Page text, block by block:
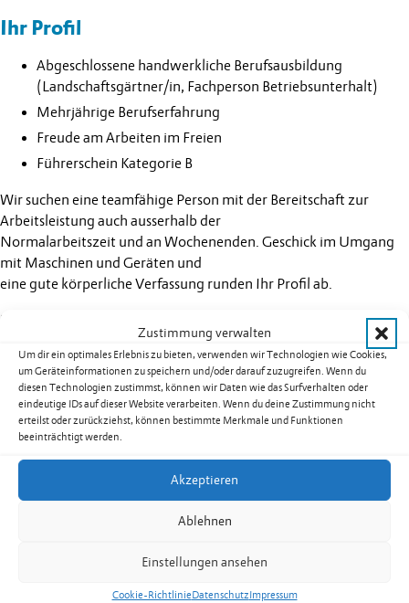
Zustimmung verwalten
Um dir ein optimales Erlebnis zu bieten, verwenden wir Technologien wie Cookies,
um Geräteinformationen zu speichern und/oder darauf zuzugreifen. Wenn du
diesen Technologien zustimmst, können wir Daten wie das Surfverhalten oder
eindeutige IDs auf dieser Website verarbeiten. Wenn du deine Zustimmung nicht
erteilst oder zurückziehst, können bestimmte Merkmale und Funktionen
beeinträchtigt werden.
Akzeptieren
Ablehnen
Einstellungen ansehen
Cookie-RichtlinieDatenschutzImpressum
Ihr Profil
Abgeschlossene handwerkliche Berufsausbildung
(Landschaftsgärtner/in, Fachperson Betriebsunterhalt)
Mehrjährige Berufserfahrung
Freude am Arbeiten im Freien
Führerschein Kategorie B
Wir suchen eine teamfähige Person mit der Bereitschaft zur
Arbeitsleistung auch ausserhalb der
Normalarbeitszeit und an Wochenenden. Geschick im Umgang
mit Maschinen und Geräten und
eine gute körperliche Verfassung runden Ihr Profil ab.
Sind Sie interessiert? Dann senden Sie Ihre vollständigen
Bewerbungsunterlagen bisFreitag, 21. November 2025
per E-Mail
irene.schurte@eschen.li. Sie steht Ihnen für weitere Auskünfte
gerne zur Verfügung unter unter Festnetz+423 377 49 95.
Wir freuen uns auf Ihre Bewerbung.
Gemeindeverwaltung Eschen-Nendeln Gemeindeverwaltung
Tino Quaderer, Gemeindevorsteher Peter Frick,
Stellenausschreibung Mitarbeiter/in Sportpark Eschen-Mauren